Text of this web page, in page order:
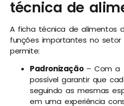
técnica de
A ficha técnica de alimentos
funções importantes no setor
permite:
Padronização – Com a
possível garantir que
seguindo as mesmas
em uma experiência